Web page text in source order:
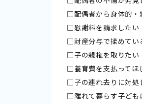
□配偶者から身体的・
□慰謝料を請求したい
□財産分与で揉めてい
□子の親権を取りたい
□養育費を支払ってほ
□子の連れ去りに対処
□離れて暮らす子ども